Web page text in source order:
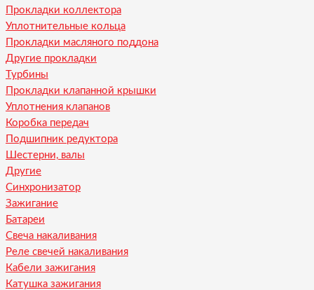
Прокладки коллектора
Уплотнительные кольца
Прокладки масляного поддона
Другие прокладки
Турбины
Прокладки клапанной крышки
Уплотнения клапанов
Коробка передач
Подшипник редуктора
Шестерни, валы
Другие
Синхронизатор
Зажигание
Батареи
Свеча накаливания
Реле свечей накаливания
Кабели зажигания
Катушка зажигания